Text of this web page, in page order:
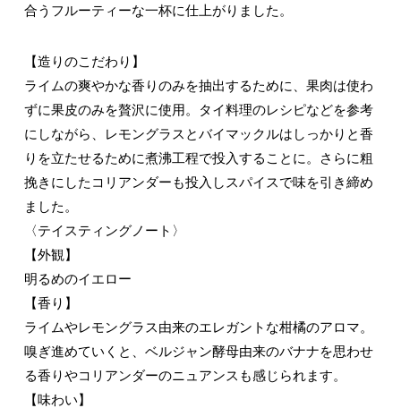
合うフルーティーな一杯に仕上がりました。
【造りのこだわり】
ライムの爽やかな香りのみを抽出するために、果肉は使わ
ずに果皮のみを贅沢に使用。タイ料理のレシピなどを参考
にしながら、レモングラスとバイマックルはしっかりと香
りを立たせるために煮沸工程で投入することに。さらに粗
挽きにしたコリアンダーも投入しスパイスで味を引き締め
ました。
〈テイスティングノート〉
【外観】
明るめのイエロー
【香り】
ライムやレモングラス由来のエレガントな柑橘のアロマ。
嗅ぎ進めていくと、ベルジャン酵母由来のバナナを思わせ
る香りやコリアンダーのニュアンスも感じられます。
【味わい】